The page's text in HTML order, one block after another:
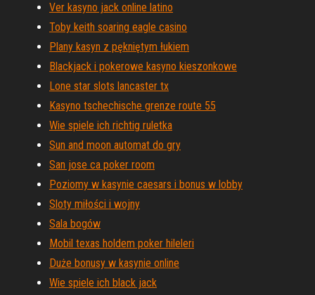
Ver kasyno jack online latino
Toby keith soaring eagle casino
Plany kasyn z pękniętym łukiem
Blackjack i pokerowe kasyno kieszonkowe
Lone star slots lancaster tx
Kasyno tschechische grenze route 55
Wie spiele ich richtig ruletka
Sun and moon automat do gry
San jose ca poker room
Poziomy w kasynie caesars i bonus w lobby
Sloty miłości i wojny
Sala bogów
Mobil texas holdem poker hileleri
Duże bonusy w kasynie online
Wie spiele ich black jack